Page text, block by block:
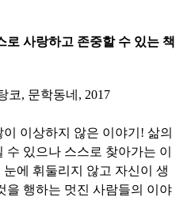
사랑하고 존중할 수 있는 책
코, 문학동네, 2017
이상하지 않은 이야기! 삶의
있으나 스스로 찾아가는 이
에 휘둘리지 않고 자신이 생
을 행하는 멋진 사람들의 이야